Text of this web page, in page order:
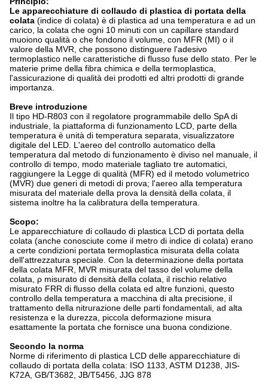
Le apparecchiature di collaudo di plastica di portata della
colata (indice di colata) è di plastica ad una temperatura e ad un
carico, la colata che ogni 10 minuti con un capillare standard
muoiono qualità o che fondono il volume, con MFR (MI) o il
valore della MVR, che possono distinguere l'adesivo
termoplastico nelle caratteristiche di flusso fuse dello stato. Per le
materie prime della fibra chimica e della termoplastica,
l'assicurazione di qualità dei prodotti ed altri prodotti di grande
importanza.
Breve introduzione
Il tipo HD-R803 con il regolatore programmabile dello SpA di
industriale, la piattaforma di funzionamento LCD, parte della
temperatura è unità di temperatura separata, visualizzatore
digitale del LED. L'aereo del controllo automatico della
temperatura dal metodo di funzionamento è diviso nel manuale, il
controllo di tempo, modo materiale tagliato tre automatici,
raggiungere la Legge di qualità (MFR) ed il metodo volumetrico
(MVR) due generi di metodi di prova; l'aereo alla temperatura
misurata del materiale della prova la densità della colata, il
sistema inoltre ha la calibratura della temperatura.
Scopo:
Le apparecchiature di collaudo di plastica LCD di portata della
colata (anche conosciute come il metro di indice di colata) erano
a certe condizioni portata termoplastica misurata della colata
dell'attrezzatura speciale. Con la determinazione della portata
della colata MFR, MVR misurata del tasso del volume della
colata, ρ misurato di densità della colata, il rischio relativo
misurato FRR di flusso della colata ed altre funzioni, questo
controllo della temperatura a macchina di alta precisione, il
trattamento della nitrurazione delle parti fondamentali, ad alta
resistenza e la durezza, piccola deformazione misura
esattamente la portata che fornisce una buona condizione.
Secondo la norma
Norme di riferimento di plastica LCD delle apparecchiature di
collaudo di portata della colata: ISO 1133, ASTM D1238, JIS-
K72A, GB/T3682, JB/T5456, JJG 878